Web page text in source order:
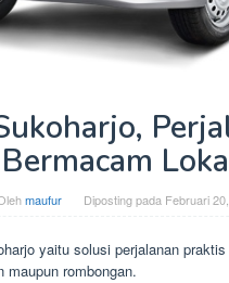
Bermacam
maufur Diposting pada Februari
yaitu solusi perjalanan
maupun rombongan.